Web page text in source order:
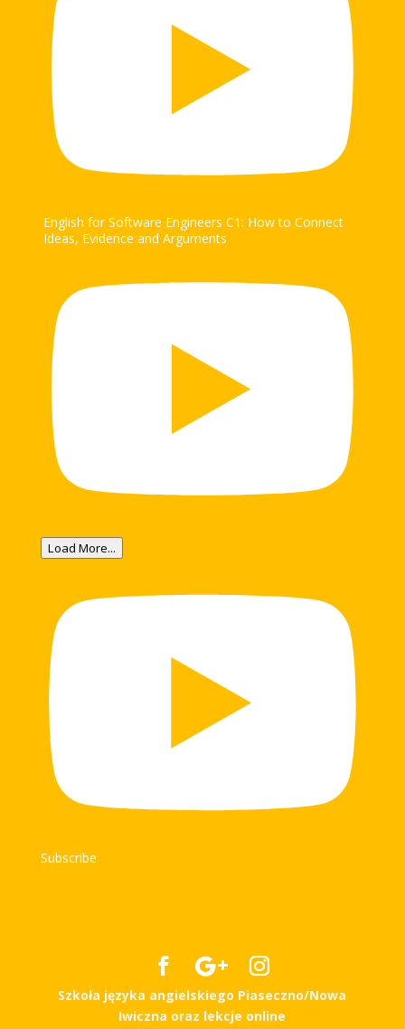
English for Software Engineers C1: How to Connect
Ideas, Evidence and Arguments
Load More...
Subscribe
Szkoła języka angielskiego Piaseczno/Nowa
Iwiczna oraz lekcje online